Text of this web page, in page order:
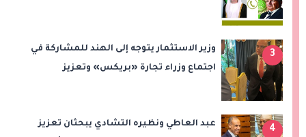
3
وزير الاستثمار يتوجه إلى الهند للمشاركة في
اجتماع وزراء تجارة «بريكس» وتعزيز
4
عبد العاطي ونظيره التشادي يبحثان تعزيز